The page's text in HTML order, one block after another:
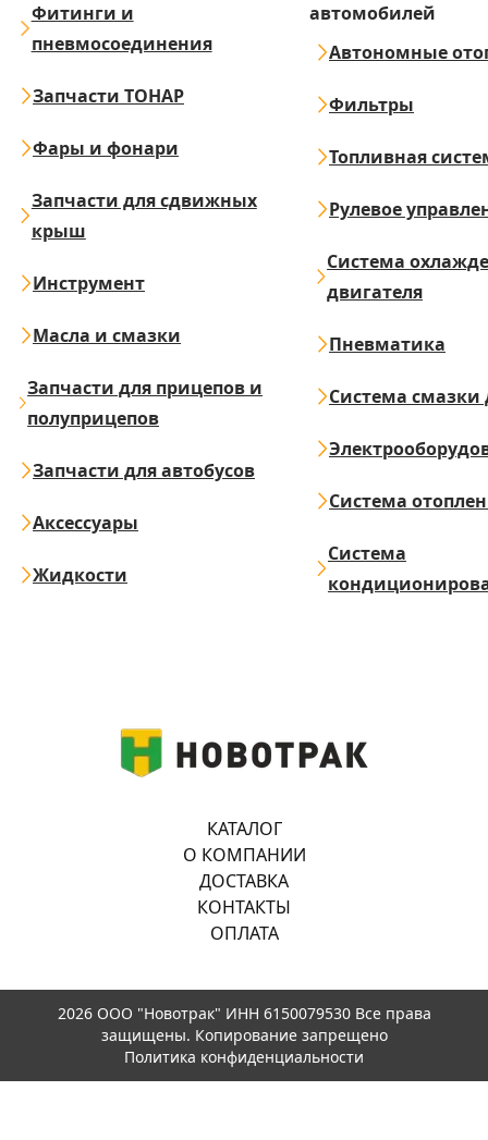
Фитинги и
пневмосоединения
Запчасти ТОНАР
Фары и фонари
Запчасти для сдвижных
крыш
Инструмент
Масла и смазки
Запчасти для прицепов и
полуприцепов
Запчасти для автобусов
Аксессуары
Жидкости
автомобилей
Автономные
Фильтры
Топливная
Рулевое
Система
двигателя
Пневматика
Система смазки
Система
Система
КАТАЛОГ
О КОМПАНИИ
ДОСТАВКА
КОНТАКТЫ
ОПЛАТА
2026 ООО "Новотрак" ИНН 6150079530 Все права
защищены. Копирование запрещено
Политика конфиденциальности